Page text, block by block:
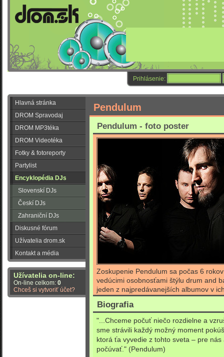
Prihlásenie:
Hlavná stránka
DROM Spravodaj
DROM MP3téka
DROM Videotéka
Fotky & fotoreporty
Partylist
Encyklopédia DJs
Slovenskí DJs
Českí DJs
Zahraniční DJs
Diskusné fórum
Užívatelia drom.sk
Kontakt a média
Užívatelia on-line:
On-line celkom: 0
Chceš si vytvoriť účet?
Pendulum
Pendulum - foto poster
Zoskupenie Pendulum sa počas 6
vedúcimi osobnosťami štýlu drum and
jeden z najpredávanejších albumov v
Biografia
"...Chceme počuť niečo rozdielne a
sme strávili každý možný moment
ktorá ťa vyvedie z tohto sveta – pre
počúvať." (Pendulum)